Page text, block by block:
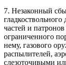
7. Незаконный
частей и
ограниченного
нему, газового
распылителей,
слезоточивыми